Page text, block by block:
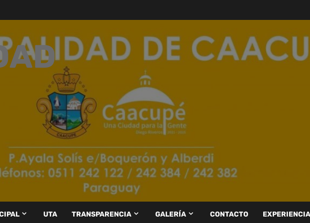
UTA TRANSPARENCIA GALERÍA CONTACTO